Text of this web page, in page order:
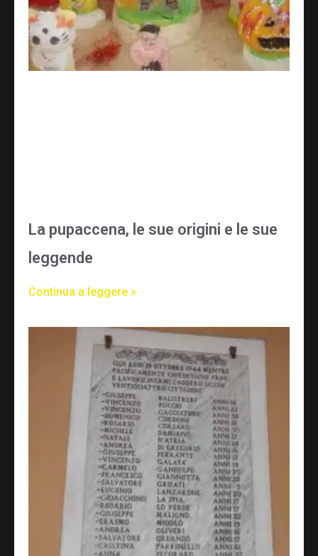
La pupaccena, le sue origini e le sue
leggende
Continua a leggere »